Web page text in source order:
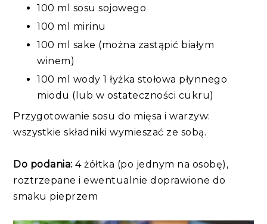
100 ml sosu sojowego
100 ml mirinu
100 ml sake (można zastąpić białym
winem)
100 ml wody 1 łyżka stołowa płynnego
miodu (lub w ostateczności cukru)
Przygotowanie sosu do mięsa i warzyw:
wszystkie składniki wymieszać ze sobą.
Do podania:4 żółtka (po jednym na osobę),
roztrzepane i ewentualnie doprawione do
smaku pieprzem